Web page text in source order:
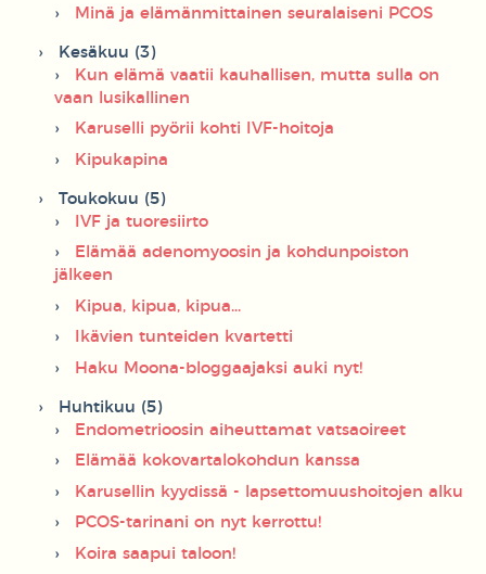
Minä ja elämänmittainen seuralaiseni PCOS
Kesäkuu (3)
Kun elämä vaatii kauhallisen, mutta sulla on
vaan lusikallinen
Karuselli pyörii kohti IVF-hoitoja
Kipukapina
Toukokuu (5)
IVF ja tuoresiirto
Elämää adenomyoosin ja kohdunpoiston
jälkeen
Kipua, kipua, kipua...
Ikävien tunteiden kvartetti
Haku Moona-bloggaajaksi auki nyt!
Huhtikuu (5)
Endometrioosin aiheuttamat vatsaoireet
Elämää kokovartalokohdun kanssa
Karusellin kyydissä - lapsettomuushoitojen alku
PCOS-tarinani on nyt kerrottu!
Koira saapui taloon!